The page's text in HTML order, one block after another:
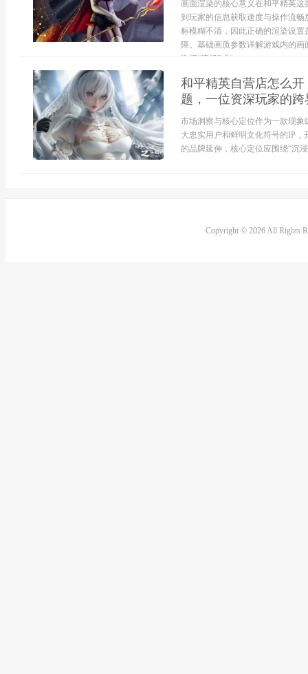
画面渲染的核心意义在和平精英
到玩家的信息获取速度与操作流
标模糊不清，因此正确的渲染设
障。基础画质参数详解游戏内的
选择“流畅”或“...
和平精英自营店怎么
题，一位资深玩家的
市场洞察与核心定位作为一款现
大忠实用户和鲜明文化符号的IP
的品牌延伸，核心定位应围绕“沉
Copyright © 2026 All Rights